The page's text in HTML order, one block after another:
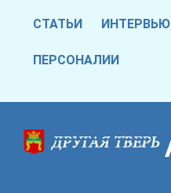
СТАТЬИ ИНТЕРВЬЮ
ПЕРСОНАЛИИ